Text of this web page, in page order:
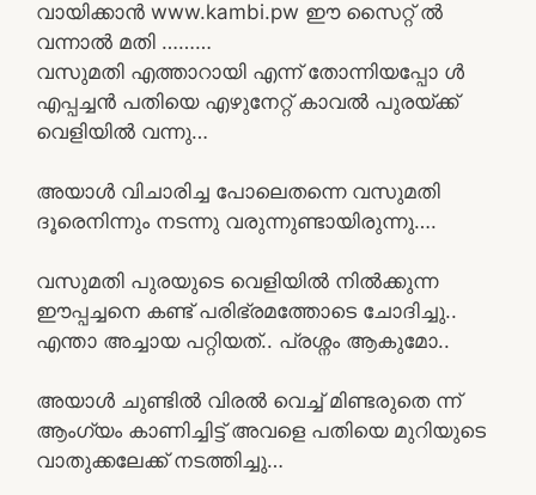
വായിക്കാൻ www.kambi.pw ഈ സൈറ്റ് ൽ
വന്നാൽ മതി ………
വസുമതി എത്താറായി എന്ന് തോന്നിയപ്പോ ൾ
എപ്പച്ചൻ പതിയെ എഴുനേറ്റ് കാവൽ പുരയ്ക്ക്
വെളിയിൽ വന്നു…
അയാൾ വിചാരിച്ച പോലെതന്നെ വസുമതി
ദൂരെനിന്നും നടന്നു വരുന്നുണ്ടായിരുന്നു….
വസുമതി പുരയുടെ വെളിയിൽ നിൽക്കുന്ന
ഈപ്പച്ചനെ കണ്ട് പരിഭ്രമത്തോടെ ചോദിച്ചു..
എന്താ അച്ചായ പറ്റിയത്.. പ്രശ്നം ആകുമോ..
അയാൾ ചുണ്ടിൽ വിരൽ വെച്ച് മിണ്ടരുതെ ന്ന്‌
ആംഗ്യം കാണിച്ചിട്ട് അവളെ പതിയെ മുറിയുടെ
വാതുക്കലേക്ക് നടത്തിച്ചു…